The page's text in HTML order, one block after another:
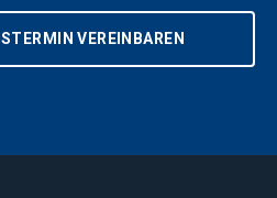
VEREINBAREN